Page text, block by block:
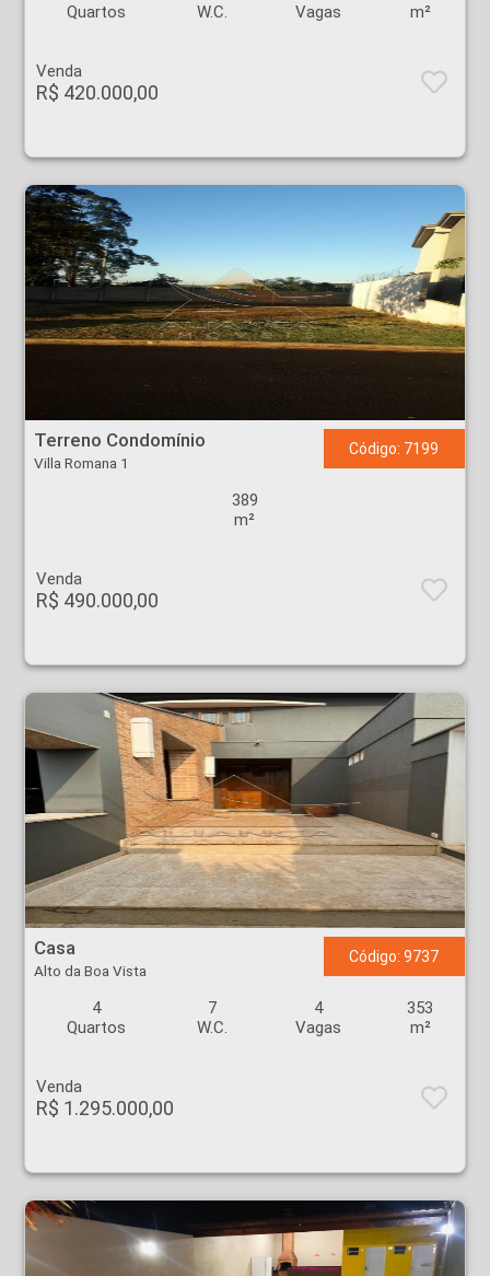
Quartos
W.C.
Vagas
m²
Venda
R$ 420.000,00
Terreno Condomínio
Villa Romana 1
Código: 7199
389
m²
Venda
R$ 490.000,00
Casa - Alto da Boa Vista - Ribeirão Preto
Casa
Alto da Boa Vista
Código: 9737
4
Quartos
7
W.C.
4
Vagas
353
m²
Venda
R$ 1.295.000,00